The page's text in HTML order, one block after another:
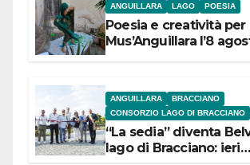
ANGUILLARA LAGO POESIA
Poesia e creatività per
Mus’Anguillara l’8
ANGUILLARA
BRACCIANO
CONSORZIO LAGO DI BRACCIANO
“La sedia” diventa
lago di Bracciano: ieri